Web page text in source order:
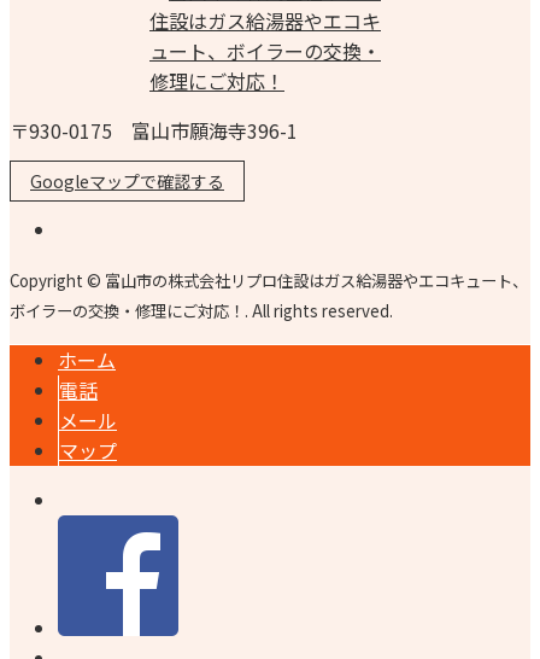
〒930-0175 富山市願海寺396-1
Googleマップで確認する
Copyright © 富山市の株式会社リプロ住設はガス給湯器やエコキュート、
ボイラーの交換・修理にご対応！. All rights reserved.
ホーム
電話
メール
マップ